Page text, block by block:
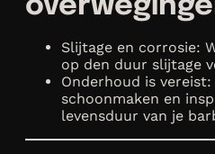
Slijtage en corrosie:
op den duur slijtage
Onderhoud is
schoonmaken en
levensduur van je